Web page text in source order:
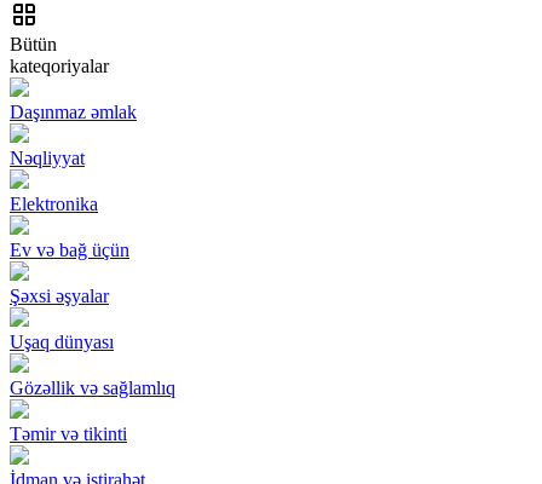
Bütün
kateqoriyalar
Daşınmaz əmlak
Nəqliyyat
Elektronika
Ev və bağ üçün
Şəxsi əşyalar
Uşaq dünyası
Gözəllik və sağlamlıq
Təmir və tikinti
İdman və istirahət